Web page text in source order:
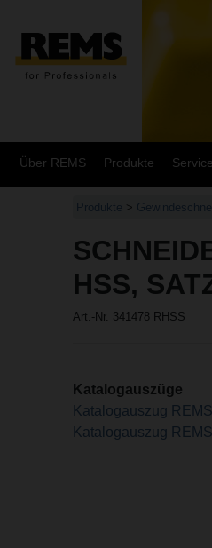
Über REMS Produkte Service
Produkte >
HSS,
Art.-Nr. 341478 RHSS
Katalogauszüge
Katalogauszug
Katalogauszug